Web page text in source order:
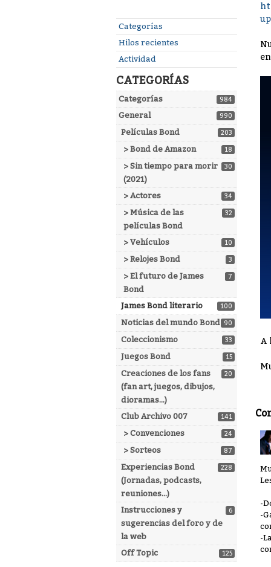
Enlaces
rápidos
Categorías
Hilos recientes
Actividad
CATEGORÍAS
984
Categorías
990
General
203
Películas Bond
18
> Bond de Amazon
30
> Sin tiempo para morir
(2021)
34
> Actores
32
> Música de las
películas Bond
10
> Vehículos
3
> Relojes Bond
7
> El futuro de James
Bond
100
James Bond literario
90
Noticias del mundo Bond
33
Coleccionismo
15
Juegos Bond
20
Creaciones de los fans
(fan art, juegos, dibujos,
dioramas...)
141
Club Archivo 007
24
> Convenciones
87
> Sorteos
228
Experiencias Bond
(Jornadas, podcasts,
reuniones...)
6
Instrucciones y
sugerencias del foro y de
la web
125
Off Topic
A
-
-
-